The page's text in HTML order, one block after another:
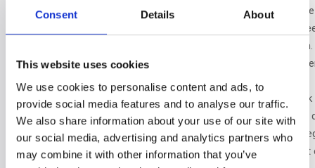
Consent Details About
This website uses cookies
We use cookies to personalise content and ads, to
provide social media features and to analyse our traffic.
We also share information about your use of our site with
our social media, advertising and analytics partners who
may combine it with other information that you’ve
Reflecteer op de boodschap, zoals jij die begrijpt. Is
beoordelen’ onderdeel is van zelforganisatie wat tot
moet leiden? Stel jezelf daarover dan kritische
binnen zelforganisatie? Draagt elkaars werk
autonomie van teams?
Verken verschillende standpunten van zoveel
op de vraag hoe voorstanders van het voorstel willen
Reflecteer vanuit het brede standpunt van allerlei
reflecterende op dat algemene perspectief kom je tot